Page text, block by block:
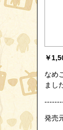
￥
なめ
まし
発売